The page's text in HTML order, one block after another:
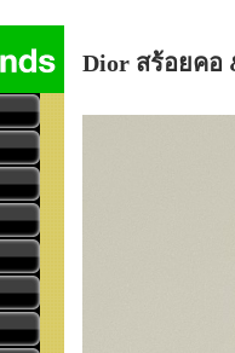
Dior สร้อยคอ